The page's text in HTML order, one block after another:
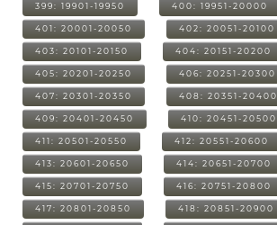
399: 19901-19950 400: 19951-20000
401: 20001-20050 402: 20051-20100
403: 20101-20150 404: 20151-20200
405: 20201-20250 406: 20251-20300
407: 20301-20350 408: 20351-20400
409: 20401-20450 410: 20451-20500
411: 20501-20550 412: 20551-20600
413: 20601-20650 414: 20651-20700
415: 20701-20750 416: 20751-20800
417: 20801-20850 418: 20851-20900